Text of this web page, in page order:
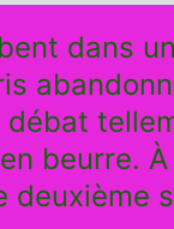
dans
débat
beurre.
deuxième